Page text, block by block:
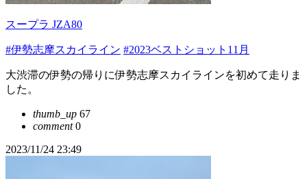
スープラ JZA80
#伊勢志摩スカイライン #2023ベストショット11月
大渋滞の伊勢の帰りに伊勢志摩スカイラインを初めて走りま
した。
thumb_up 67
comment0
2023/11/24 23:49